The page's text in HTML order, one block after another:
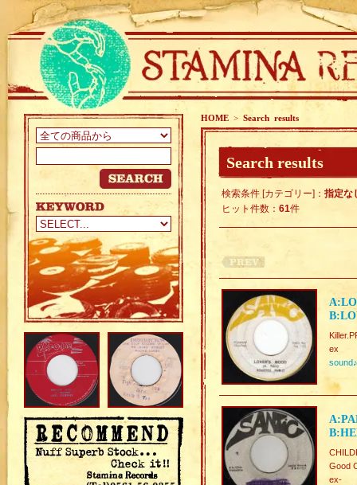
HOME > Search results
Search results
検索条件 [カテゴリー]： 指定な
ヒット件数： 61件
ex
sound♪
Good
ex-